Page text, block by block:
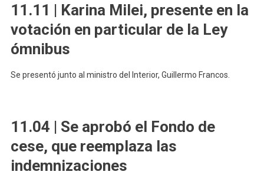
11.11 | Karina Milei, presente en la
votación en particular de la Ley
ómnibus
Se presentó junto al ministro del Interior, Guillermo Francos.
11.04 | Se aprobó el Fondo de
cese, que reemplaza las
indemnizaciones